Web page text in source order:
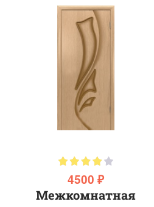
4500 ₽
Межкомнатная